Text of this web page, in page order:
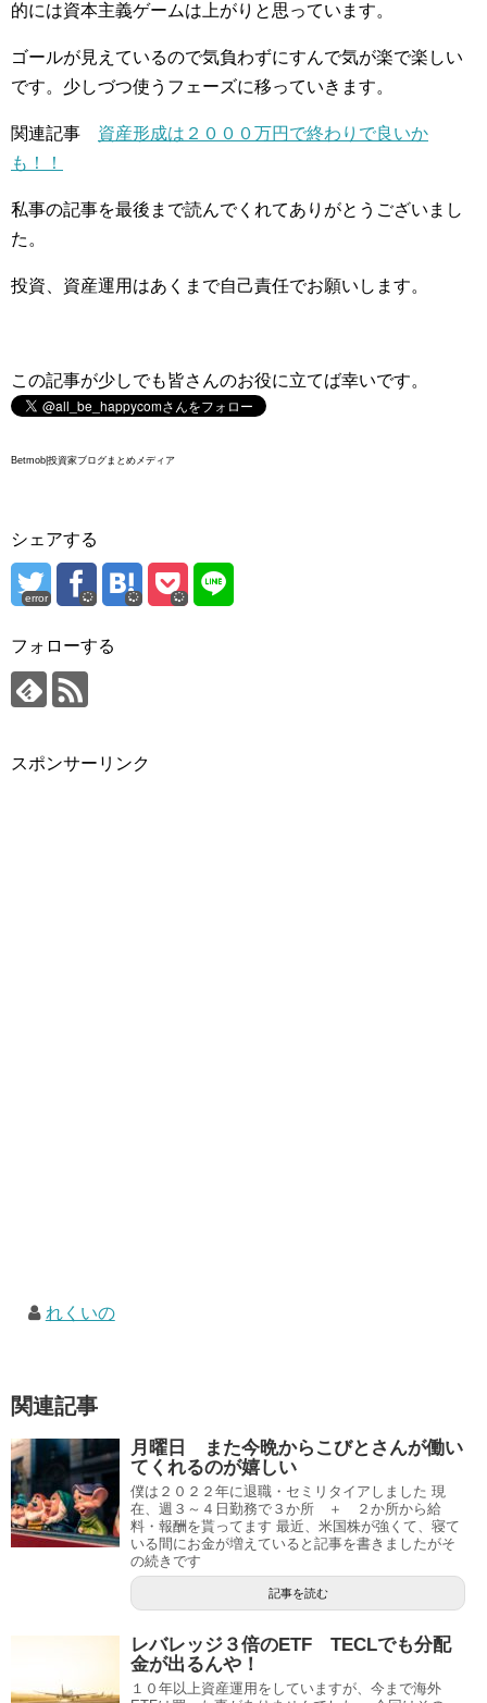
的には資本主義ゲームは上がりと思っています。
ゴールが見えているので気負わずにすんで気が楽で楽しい
です。少しづつ使うフェーズに移っていきます。
関連記事 資産形成は２０００万円で終わりで良いか
も！！
私事の記事を最後まで読んでくれてありがとうございまし
た。
投資、資産運用はあくまで自己責任でお願いします。
この記事が少しでも皆さんのお役に立てば幸いです。
Betmob|投資家ブログまとめメディア
シェアする
error
フォローする
スポンサーリンク
れくいの
関連記事
月曜日 また今晩からこびとさんが働い
てくれるのが嬉しい
僕は２０２２年に退職・セミリタイアしました 現
在、週３～４日勤務で３か所 ＋ ２か所から給
料・報酬を貰ってます 最近、米国株が強くて、寝て
いる間にお金が増えていると記事を書きましたがそ
の続きです
記事を読む
レバレッジ３倍のETF TECLでも分配
金が出るんや！
１０年以上資産運用をしていますが、今まで海外